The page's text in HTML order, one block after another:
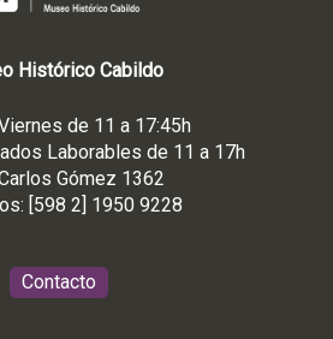
Histórico Cabildo
de 11 a 17:45h
Laborables de 11 a 17h
Gómez 1362
[598 2] 1950 9228
Contacto